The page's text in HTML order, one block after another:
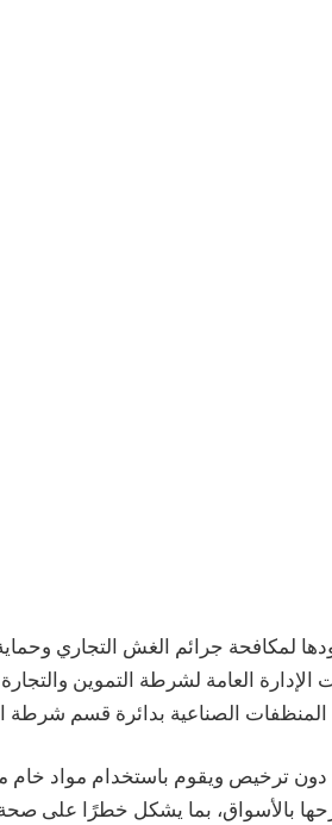
لمكافحة جرائم الغش التجاري
العامة لشرطة التموين
الصناعية بدائرة قسم شرطة
ترخيص ويقوم باستخدام مواد خام
بالأسواق، بما يشكل خطرًا على